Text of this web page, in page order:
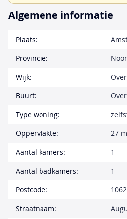
Algemene informatie
Plaats:
Provincie:
Wijk:
Buurt:
Type woning:
Oppervlakte:
27 m
Aantal kamers:
1
Aantal badkamers:
1
Postcode:
Straatnaam: